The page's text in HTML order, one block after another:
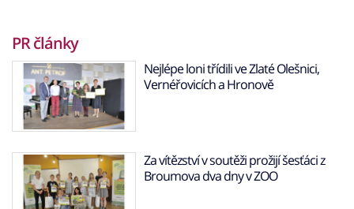
PR články
Nejlépe loni třídili ve Zlaté Olešnici,
Vernéřovicích a Hronově
Za vítězství v soutěži prožijí šesťáci z
Broumova dva dny v ZOO